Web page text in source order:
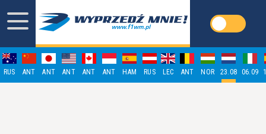
RUS ANT ANT ANT ANT ANT HAM RUS LEC ANT NOR 23.08 06.09